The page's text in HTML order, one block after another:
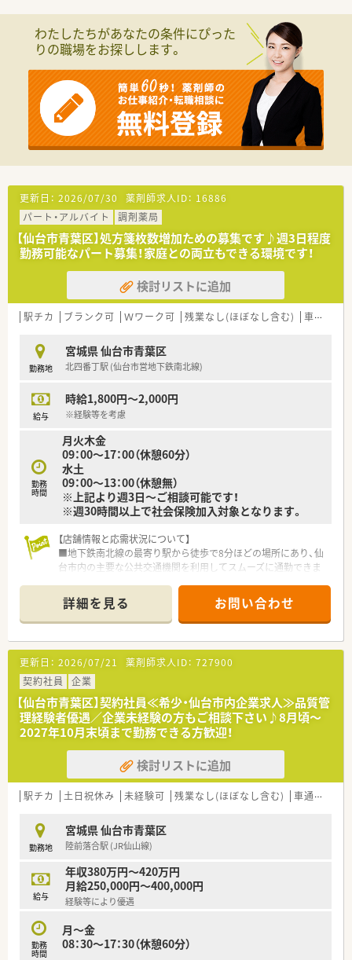
■同世代の仲間と切磋琢磨しながら、地域に根ざした薬局として
患者様から頼られるやりがいを感じられます。
■数字やノルマに追われることがないため、目の前の患者様一人
■サポート体制が万全なため、急な休みや有給休暇の取得時もお
互い様に調整しており、相談しやすい環境です。
【想定されるキャリアイメージ】
■調剤業務の基礎をしっかり学んだ後は、早期に店舗運営を支え
る管理薬剤師へとステップアップが可能です。
■将来的には複数店舗を統括するエリアマネージャーや、本部の
■若手のうちから幅広い疾患の処方に触れることができ、実践的
な調剤知識を深められる環境です。
【法人特徴について】
■東証プライム上場のグループ企業として強固な経営基盤を持
ち、東北エリアに密着した店舗展開をしています。
■大手グループの安心感がありながらも、個人企業のような柔軟
さとアットホームな雰囲気を兼ね備えています。
■経営陣が現場との距離感を大事にしており、風通しの良い環境
の中で役員と社員が一丸となって会社を支えています。
わたしたちがあなたの条件にぴった
りの職場をお探しします。
更新日： 2026/07/30 薬剤師求人ID： 16886
パート・アルバイト
調剤薬局
【仙台市青葉区】処方箋枚数増加ための募集です♪週3日程度
勤務可能なパート募集！家庭との両立もできる環境です！
検討リストに追加
駅チカ ブランク可 Ｗワーク可 残業なし(ほぼなし含む) 車通勤可
勤務地
宮城県 仙台市青葉区
北四番丁駅 (仙台市営地下鉄南北線)
給与
時給1,800円～2,000円
※経験等を考慮
勤務
時間
月火木金
09：00～17：00（休憩60分）
水土
09：00～13：00（休憩無）
※上記より週3日～ご相談可能です！
※週30時間以上で社会保険加入対象となります。
【店舗情報と応需状況について】
■地下鉄南北線の最寄り駅から徒歩で8分ほどの場所にあり、仙
台市内の主要な公共交通機関を利用してスムーズに通勤できま
■近隣の医院や大学病院からの処方箋を受け付けており、内科や
漢方をメインとして1日に70枚ほどの処方箋を応需しています。
■店舗は薬剤師が常勤1名とパート2名に加えて事務が2名在籍
しており、計5名のスタッフが協力し合って日々の業務を運営し
ています。
【法人特徴について】
■仙台市の市街地を中心に複数の店舗を展開しており、すべての
店舗が最寄り駅から徒歩圏内など通勤に便利な場所にありま
す。
■総合病院の門前やクリニック門前など多様な形態の店舗を運
営し、地域住民の健康を支えるかかりつけ薬局を目指していま
■家庭と仕事の両立に深い理解がある法人であり、ライフステー
ジの変化に合わせながら安心して長く働き続けられる環境で
【こんな方にオススメ】
■平日の夕方以降や週末の時間を有意義に使いたいと考えてお
り、扶養範囲内や短時間勤務で働ける職場をお探しの方に最適で
す。
■これまでの調剤経験を活かしつつ、内科や漢方といった専門的
な分野を基礎から学び直して知識の幅を広げたい方に薦められ
■最寄り駅から徒歩圏内で通いやすい場所にある職場を希望し
ており、公共交通機関を利用して快適に通勤したい方にぴったり
詳細を見る お問い合わせ
更新日： 2026/07/21 薬剤師求人ID： 727900
契約社員
企業
【仙台市青葉区】契約社員≪希少・仙台市内企業求人≫品質管
理経験者優遇／企業未経験の方もご相談下さい♪8月頃～
2027年10月末頃まで勤務できる方歓迎！
検討リストに追加
駅チカ 土日祝休み 未経験可 残業なし(ほぼなし含む) 車通勤可
勤務地
宮城県 仙台市青葉区
陸前落合駅 (JR仙山線)
給与
年収380万円～420万円
月給250,000円～400,000円
経験等により優遇
勤務
時間
月～金
08：30～17：30（休憩60分）